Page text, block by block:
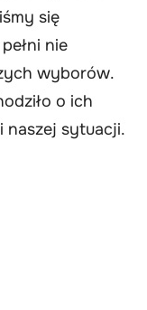
się
nie
wyborów.
o ich
naszej sytuacji.